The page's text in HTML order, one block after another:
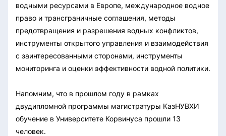
водными ресурсами в Европе, международное водное
право и трансграничные соглашения, методы
предотвращения и разрешения водных конфликтов,
инструменты открытого управления и взаимодействия
с заинтересованными сторонами, инструменты
мониторинга и оценки эффективности водной политики.
Напомним, что в прошлом году в рамках
двудипломной программы магистратуры КазНУВХИ
обучение в Университете Корвинуса прошли 13
человек.